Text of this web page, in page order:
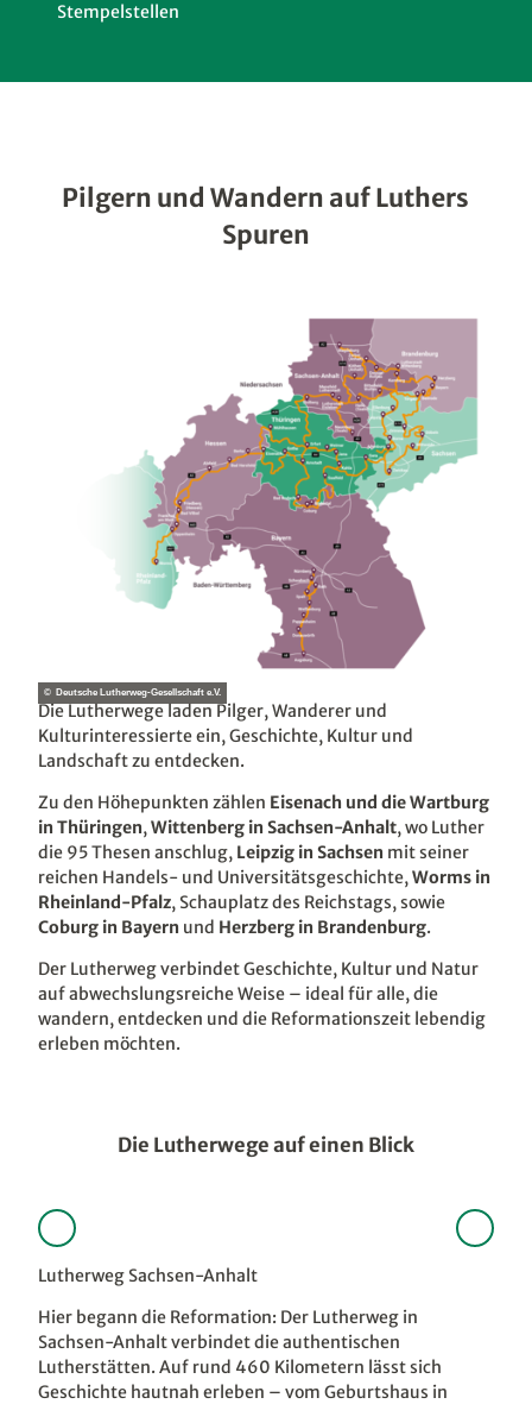
Stempelstellen
Pilgern und Wandern auf Luthers
Spuren
© Deutsche Lutherweg-Gesellschaft e.V.
Die Lutherwege laden Pilger, Wanderer und
Kulturinteressierte ein, Geschichte, Kultur und
Landschaft zu entdecken.
Zu den Höhepunkten zählen Eisenach und die Wartburg
in Thüringen,Wittenberg in Sachsen-Anhalt, wo Luther
die 95 Thesen anschlug, Leipzig in Sachsen mit seiner
reichen Handels- und Universitätsgeschichte,Worms in
Rheinland-Pfalz, Schauplatz des Reichstags, sowie
Coburg in Bayern und Herzberg in Brandenburg.
Der Lutherweg verbindet Geschichte, Kultur und Natur
auf abwechslungsreiche Weise – ideal für alle, die
wandern, entdecken und die Reformationszeit lebendig
erleben möchten.
Die Lutherwege auf einen Blick
Lutherweg Sachsen-Anhalt
Hier begann die Reformation: Der Lutherweg in
Sachsen-Anhalt verbindet die authentischen
Lutherstätten. Auf rund 460 Kilometern lässt sich
Geschichte hautnah erleben – vom Geburtshaus in